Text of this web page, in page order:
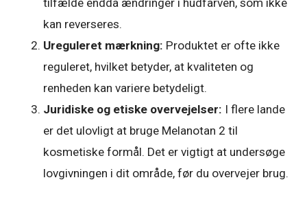
tilfælde endda ændringer i hudfarven, som ikke
kan reverseres.
Ureguleret mærkning: Produktet er ofte ikke
reguleret, hvilket betyder, at kvaliteten og
renheden kan variere betydeligt.
Juridiske og etiske overvejelser: I flere lande
er det ulovligt at bruge Melanotan 2 til
kosmetiske formål. Det er vigtigt at undersøge
lovgivningen i dit område, før du overvejer brug.